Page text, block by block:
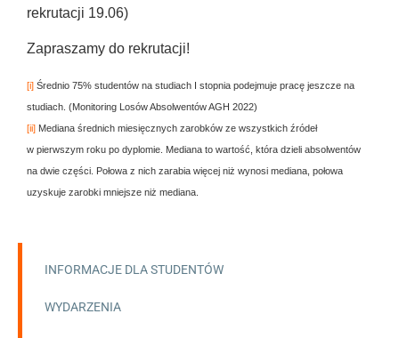
rekrutacji 19.06)
Zapraszamy do rekrutacji!
[i] Średnio 75% studentów na studiach I stopnia podejmuje pracę jeszcze na
studiach. (Monitoring Losów Absolwentów AGH 2022)
[ii] Mediana średnich miesięcznych zarobków ze wszystkich źródeł
w pierwszym roku po dyplomie. Mediana to wartość, która dzieli absolwentów
na dwie części. Połowa z nich zarabia więcej niż wynosi mediana, połowa
uzyskuje zarobki mniejsze niż mediana.
INFORMACJE DLA STUDENTÓW
WYDARZENIA